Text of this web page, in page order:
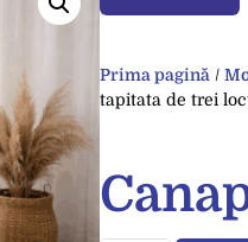
Prima pagină /
tapitata de trei